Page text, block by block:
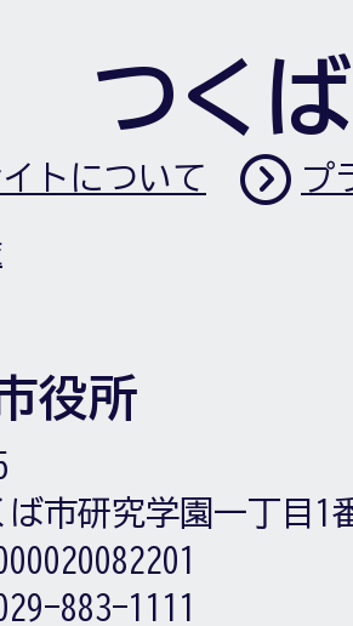
つく
トについて プ
役所
市研究学園一丁目1
883-1111